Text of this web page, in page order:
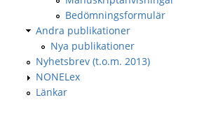
Bedömningsformulär
Andra publikationer
Nya publikationer
Nyhetsbrev (t.o.m. 2013)
NONELex
Länkar